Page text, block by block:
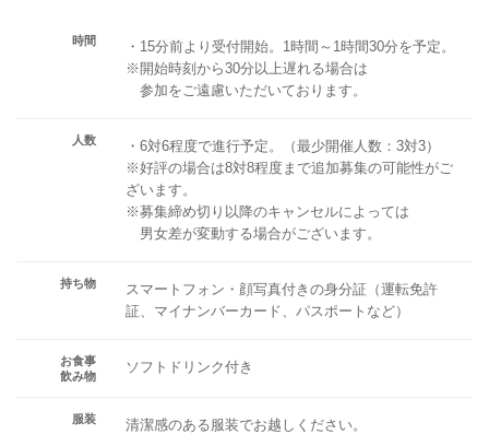
時間
・15分前より受付開始。1時間～1時間30分を予定。
※開始時刻から30分以上遅れる場合は
参加をご遠慮いただいております。
人数
・6対6程度で進行予定。（最少開催人数：3対3）
※好評の場合は8対8程度まで追加募集の可能性がご
ざいます。
※募集締め切り以降のキャンセルによっては
男女差が変動する場合がございます。
持ち物
スマートフォン・顔写真付きの身分証（運転免許
証、マイナンバーカード、パスポートなど）
お食事
飲み物
ソフトドリンク付き
服装 清潔感のある服装でお越しください。